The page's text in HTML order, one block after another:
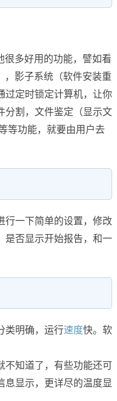
多好用的功能，譬如看
，影子系统（软件安装重
过定时锁定计算机，让你
分割，文件鉴定（显示文
等功能，就要由用户去
行一下简单的设置，修改
是否显示开始报告，和一
类明确，运行速度快。软
不知道了，有些功能还可
息显示，更详尽的温度显